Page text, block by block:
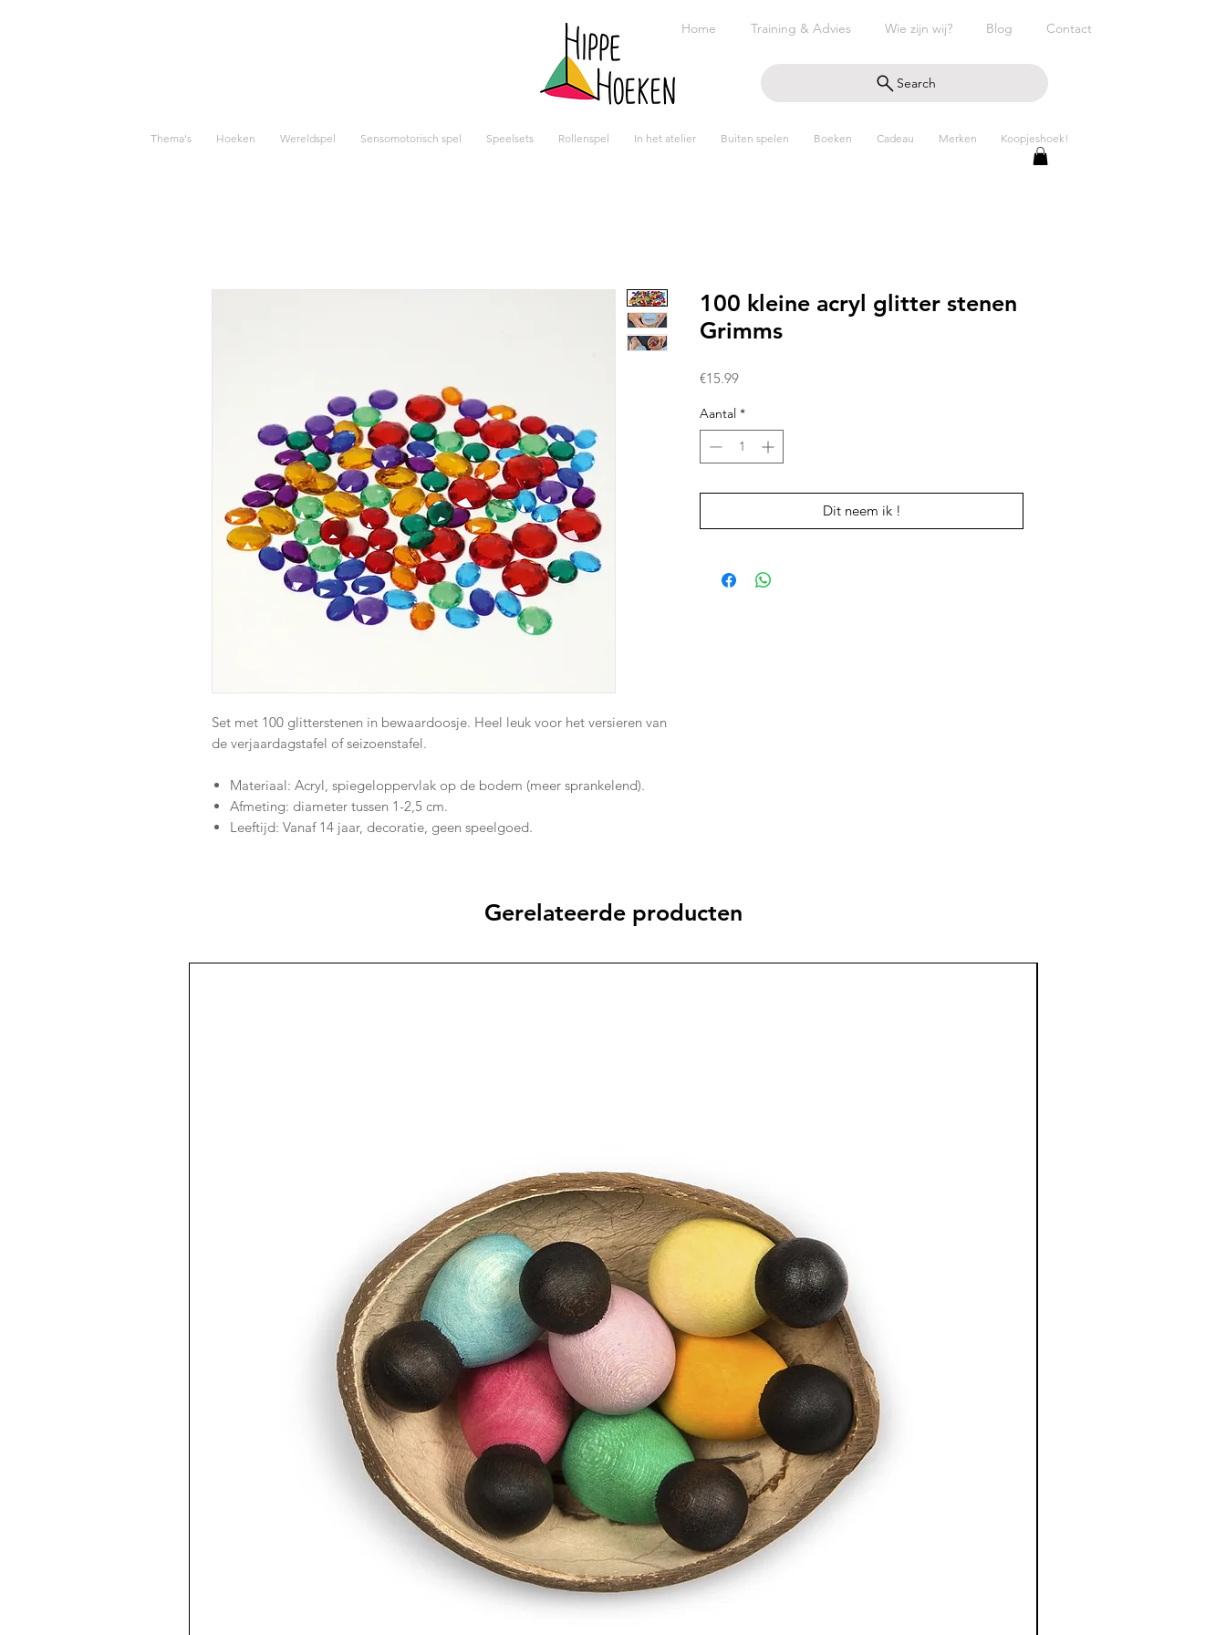
Home Training & Advies Wie zijn wij? Blog Contact
Search
Thema's Hoeken Wereldspel Sensomotorisch spel Speelsets Rollenspel In het atelier Buiten spelen Boeken Cadeau Merken Koopjeshoek!
Set met 100 glitterstenen in bewaardoosje. Heel leuk voor het versieren van
de verjaardagstafel of seizoenstafel.
Materiaal: Acryl, spiegeloppervlak op de bodem (meer sprankelend).
Afmeting: diameter tussen 1-2,5 cm.
Leeftijd: Vanaf 14 jaar, decoratie, geen speelgoed.
100 kleine acryl glitter stenen
Grimms
€15.99Prijs
Aantal *
Dit neem ik !
Gerelateerde producten